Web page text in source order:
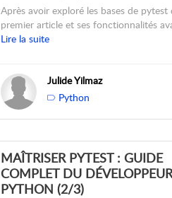
Après avoir exploré les bases de pytest
premier article et ses fonctionnalités
Lire la suite
Julide Yilmaz
Python
MAÎTRISER PYTEST : GUIDE
COMPLET DU
PYTHON (2/3)